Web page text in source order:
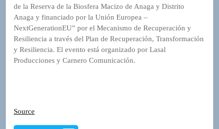
de la Reserva de la Biosfera Macizo de Anaga y Distrito
Anaga y financiado por la Unión Europea –
NextGenerationEU” por el Mecanismo de Recuperación y
Resiliencia a través del Plan de Recuperación, Transformación
y Resiliencia. El evento está organizado por Lasal
Producciones y Carnero Comunicación.
Source